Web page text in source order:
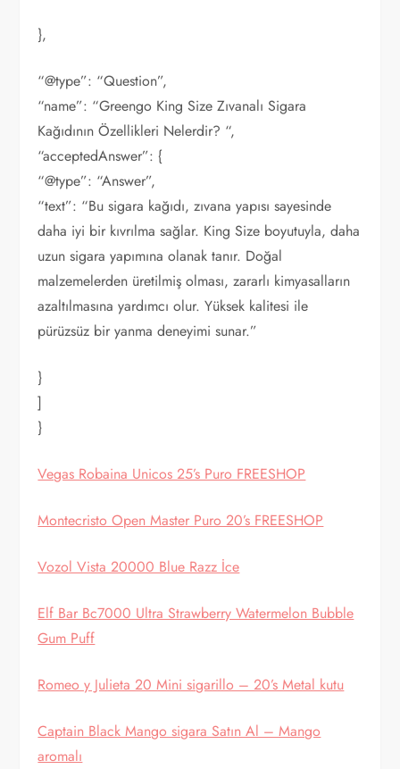
},
“@type”: “Question”,
“name”: “Greengo King Size Zıvanalı Sigara
Kağıdının Özellikleri Nelerdir? “,
“acceptedAnswer”: {
“@type”: “Answer”,
“text”: “Bu sigara kağıdı, zıvana yapısı sayesinde
daha iyi bir kıvrılma sağlar. King Size boyutuyla, daha
uzun sigara yapımına olanak tanır. Doğal
malzemelerden üretilmiş olması, zararlı kimyasalların
azaltılmasına yardımcı olur. Yüksek kalitesi ile
pürüzsüz bir yanma deneyimi sunar.”
}
]
}
Vegas Robaina Unicos 25’s Puro FREESHOP
Montecristo Open Master Puro 20’s FREESHOP
Vozol Vista 20000 Blue Razz İce
Elf Bar Bc7000 Ultra Strawberry Watermelon Bubble
Gum Puff
Romeo y Julieta 20 Mini sigarillo – 20’s Metal kutu
Captain Black Mango sigara Satın Al – Mango
aromalı